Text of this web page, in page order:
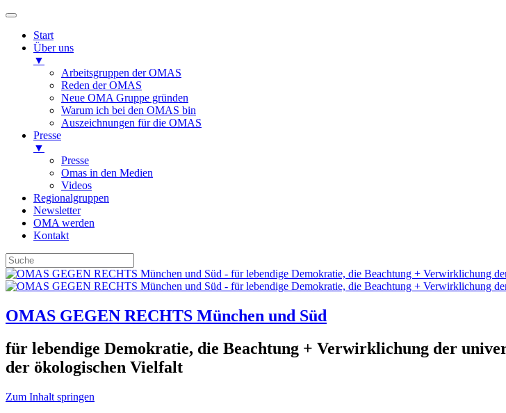
Start
Über uns
▼
Arbeitsgruppen der OMAS
Reden der OMAS
Neue OMA Gruppe gründen
Warum ich bei den OMAS bin
Auszeichnungen für die OMAS
Presse
▼
Presse
Omas in den Medien
Videos
Regionalgruppen
Newsletter
OMA werden
Kontakt
OMAS GEGEN RECHTS München und Süd
für lebendige Demokratie, die Beachtung + Verwirklichung der
der ökologischen Vielfalt
Zum Inhalt springen